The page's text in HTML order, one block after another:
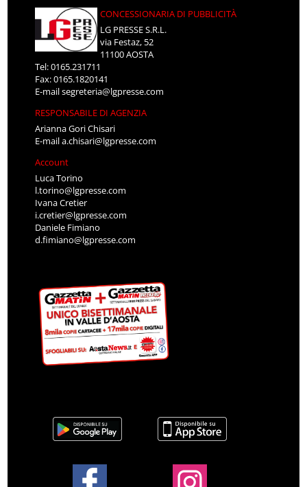
CONCESSIONARIA DI PUBBLICITÀ
LG PRESSE S.R.L.
via Festaz, 52
11100 AOSTA
Tel: 0165.231711
Fax: 0165.1820141
E-mailsegreteria@lgpresse.com
RESPONSABILE DI AGENZIA
Arianna Gori Chisari
E-maila.chisari@lgpresse.com
Account
Luca Torino
l.torino@lgpresse.com
Ivana Cretier
i.cretier@lgpresse.com
Daniele Fimiano
d.fimiano@lgpresse.com